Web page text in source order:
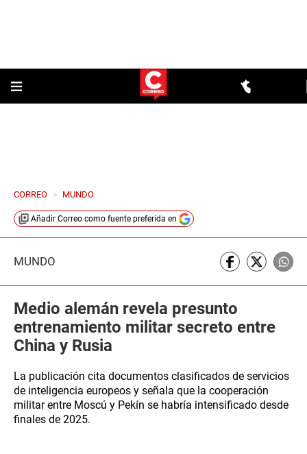
CORREO > MUNDO
Añadir Correo como fuente preferida en
MUNDO
Medio alemán revela presunto
entrenamiento militar secreto entre
China y Rusia
La publicación cita documentos clasificados de servicios
de inteligencia europeos y señala que la cooperación
militar entre Moscú y Pekín se habría intensificado desde
finales de 2025.